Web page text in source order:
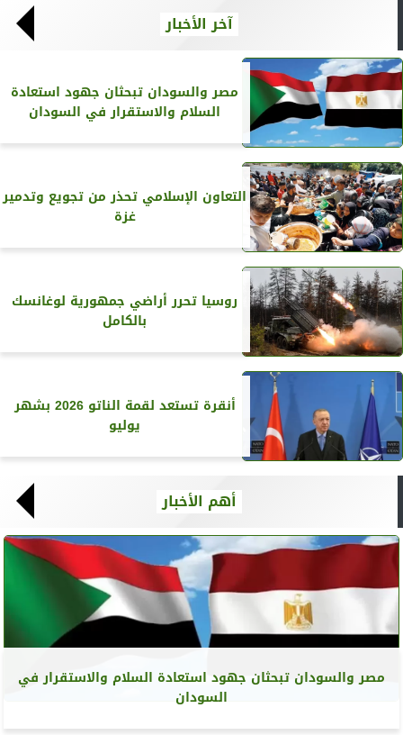
آخر الأخبار
مصر والسودان تبحثان جهود استعادة
السلام والاستقرار في السودان
التعاون الإسلامي تحذر من تجويع وتدمير
غزة
روسيا تحرر أراضي جمهورية لوغانسك
بالكامل
أنقرة تستعد لقمة الناتو 2026 بشهر
يوليو
أهم الأخبار
مصر والسودان تبحثان جهود استعادة السلام والاستقرار في
السودان